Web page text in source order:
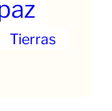
Tierras